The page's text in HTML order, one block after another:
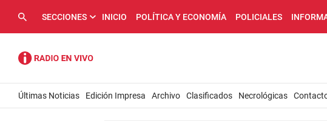
SECCIONES INICIO POLÍTICA Y ECONOMÍA POLICIALES
Últimas Noticias Edición Impresa Archivo Clasificados Necrológicas